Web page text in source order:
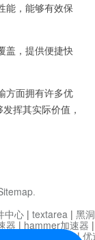
，能够有效保
，提供便捷快
面拥有许多优
挥其实际价值，
.
中心 | textarea | 黑
器 | hammer加速器
迷雾通|优